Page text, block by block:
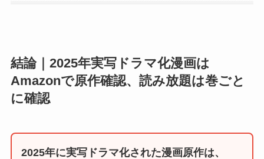
結論｜2025年実写ドラマ化漫画は
Amazonで原作確認、読み放題は巻ごと
に確認
2025年に実写ドラマ化された漫画原作は、